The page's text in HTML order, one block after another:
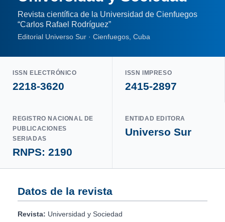
Revista científica de la Universidad de Cienfuegos
“Carlos Rafael Rodríguez”
Editorial Universo Sur · Cienfuegos, Cuba
ISSN ELECTRÓNICO
2218-3620
ISSN IMPRESO
2415-2897
REGISTRO NACIONAL DE
PUBLICACIONES
SERIADAS
RNPS: 2190
ENTIDAD EDITORA
Universo Sur
Datos de la revista
Revista: Universidad y Sociedad